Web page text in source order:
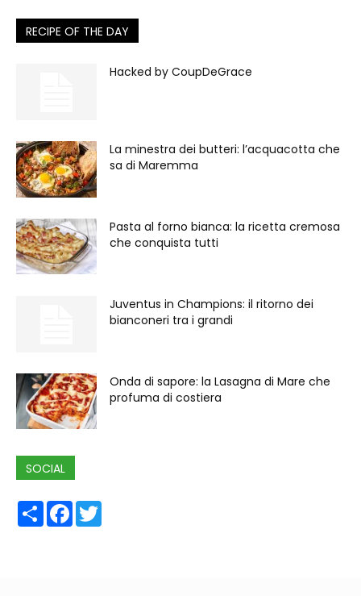
RECIPE OF THE DAY
Hacked by CoupDeGrace
La minestra dei butteri: l’acquacotta che
sa di Maremma
Pasta al forno bianca: la ricetta cremosa
che conquista tutti
Juventus in Champions: il ritorno dei
bianconeri tra i grandi
Onda di sapore: la Lasagna di Mare che
profuma di costiera
SOCIAL
ShareFacebook